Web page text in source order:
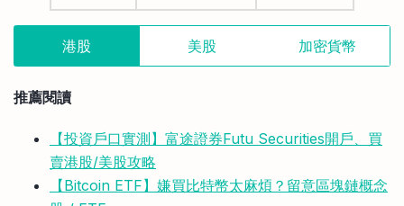
港股 美股 加密貨幣
推薦閱讀
【投資戶口實測】富途證券Futu Securities開戶、買
賣港股/美股攻略
【Bitcoin ETF】嫌買比特幣太麻煩？留意區塊鏈概念